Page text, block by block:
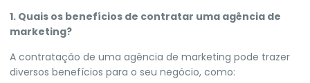
1. Quais os benefícios de contratar uma agência de
marketing?
A contratação de uma agência de marketing pode trazer
diversos benefícios para o seu negócio, como: